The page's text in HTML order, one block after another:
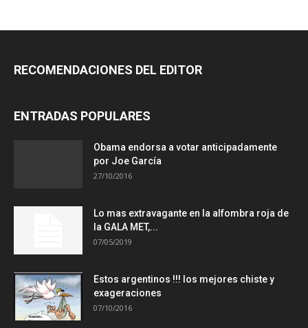
RECOMENDACIONES DEL EDITOR
ENTRADAS POPULARES
Obama endorsa a votar anticipadamente
por Joe García
27/10/2016
Lo mas extravagante en la alfombra roja de
la GALA MET,...
07/05/2019
Estos argentinos !!! los mejores chiste y
exageraciones
07/10/2016